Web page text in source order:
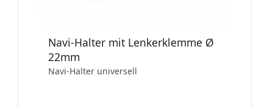
Navi-Halter mit Lenkerklemme Ø
22mm
Navi-Halter universell